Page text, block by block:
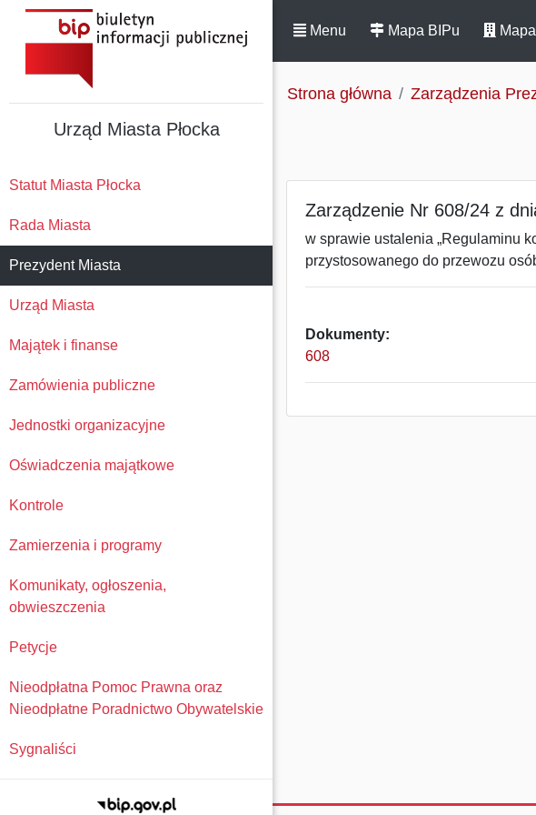
Urząd Miasta Płocka
Statut Miasta Płocka
Rada Miasta
Prezydent Miasta
Urząd Miasta
Majątek i finanse
Zamówienia publiczne
Jednostki organizacyjne
Oświadczenia majątkowe
Kontrole
Zamierzenia i programy
Komunikaty, ogłoszenia,
obwieszczenia
Petycje
Nieodpłatna Pomoc Prawna oraz
Nieodpłatne Poradnictwo Obywatelskie
Sygnaliści
Menu Mapa BIPu
Strona główna Zarządzenia
Zarządzenie Nr 608/24 z
w sprawie ustalenia „Regulaminu
przystosowanego do przewozu
Dokumenty:
608